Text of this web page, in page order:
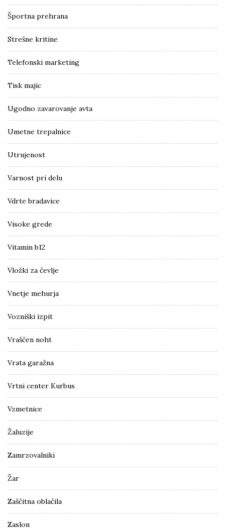
Športna prehrana
Strešne kritine
Telefonski marketing
Tisk majic
Ugodno zavarovanje avta
Umetne trepalnice
Utrujenost
Varnost pri delu
Vdrte bradavice
Visoke grede
Vitamin b12
Vložki za čevlje
Vnetje mehurja
Vozniški izpit
Vraščen noht
Vrata garažna
Vrtni center Kurbus
Vzmetnice
Žaluzije
Zamrzovalniki
Žar
Zaščitna oblačila
Zaslon